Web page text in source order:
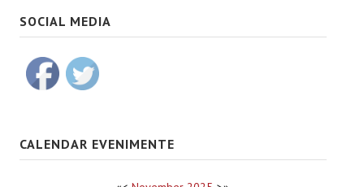
SOCIAL MEDIA
CALENDAR EVENIMENTE